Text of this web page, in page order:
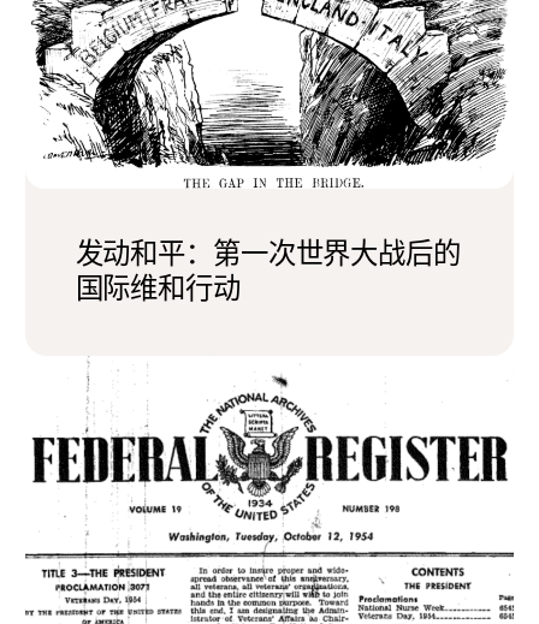
发动和平：第一次世界大战后的
国际维和行动